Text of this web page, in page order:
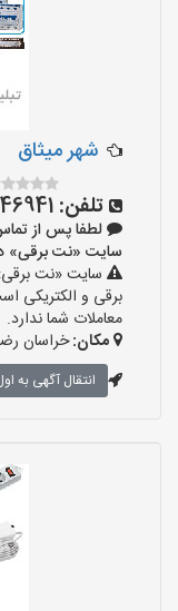
شهر میثاق
تلفن:
لطفا پس از
سایت «نت برقی» دیده ام و
سایت «نت
برقی و الکتریکی
معاملات شما ندارد.
مکان:خراسان
انتقال آگهی به